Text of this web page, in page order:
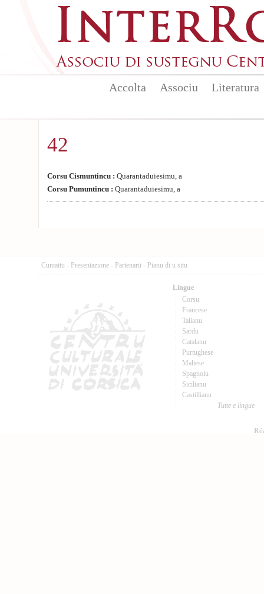
Accolta Associu Literatura
42
Corsu Cismuntincu : Quarantaduiesimu, a
Corsu Pumuntincu : Quarantaduiesimu, a
Cuntattu - Presentazione - Partenarii - Pianu di u situ
Lingue
Corsu
Francese
Talianu
Sardu
Catalanu
Purtughese
Maltese
Spagnolu
Sicilianu
Castillianu
Tutte e lingue